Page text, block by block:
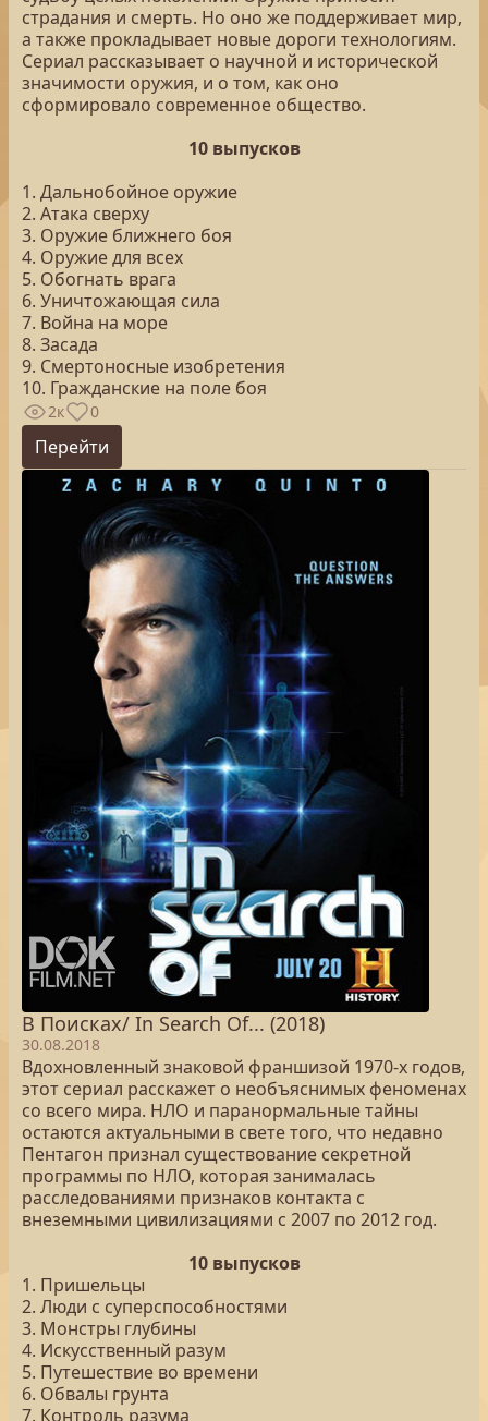
страдания и смерть. Но оно же поддерживает мир,
а также прокладывает новые дороги технологиям.
Сериал рассказывает о научной и исторической
значимости оружия, и о том, как оно
сформировало современное общество.
10 выпусков
1. Дальнобойное оружие
2. Атака сверху
3. Оружие ближнего боя
4. Оружие для всех
5. Обогнать врага
6. Уничтожающая сила
7. Война на море
8. Засада
9. Смертоносные изобретения
10. Гражданские на поле боя
2к 0
Перейти
В Поисках/ In Search Of... (2018)
30.08.2018
Вдохновленный знаковой франшизой 1970-х годов,
этот сериал расскажет о необъяснимых феноменах
со всего мира. НЛО и паранормальные тайны
остаются актуальными в свете того, что недавно
Пентагон признал существование секретной
программы по НЛО, которая занималась
расследованиями признаков контакта с
внеземными цивилизациями с 2007 по 2012 год.
10 выпусков
1. Пришельцы
2. Люди с суперспособностями
3. Монстры глубины
4. Искусственный разум
5. Путешествие во времени
6. Обвалы грунта
7. Контроль разума